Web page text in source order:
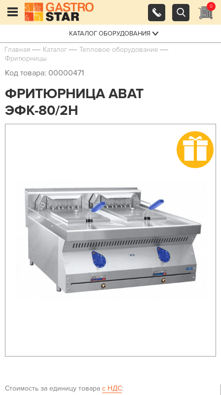
0
КАТАЛОГ ОБОРУДОВАНИЯ
Главная Каталог
Тепловое оборудование
Фритюрницы
Код товара: 00000471
ФРИТЮРНИЦА ABAT
ЭФК-80/2Н
Стоимость за единицу товара с НДС: